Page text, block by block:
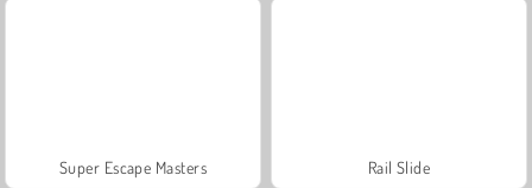
Super Escape Masters Rail Slide